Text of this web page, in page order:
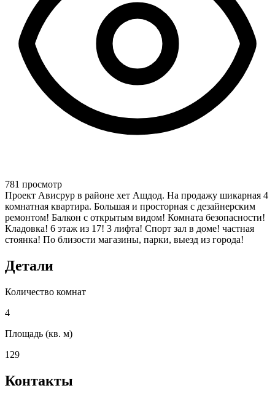
781 просмотр
Проект Ависрур в районе хет Ашдод. На продажу шикарная 4
комнатная квартира. Большая и просторная с дезайнерским
ремонтом! Балкон с открытым видом! Комната безопасности!
Кладовка! 6 этаж из 17! 3 лифта! Спорт зал в доме! частная
стоянка! По близости магазины, парки, выезд из города!
Детали
Количество комнат
4
Площадь (кв. м)
129
Контакты